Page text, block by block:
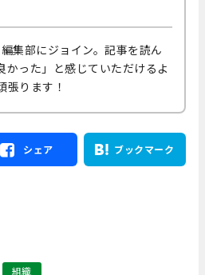
集部にジョイン。記事を読ん
かった」と感じていただけるよ
張ります！
シェア ブックマーク
組織